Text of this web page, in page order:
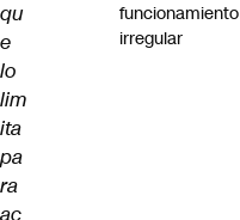
qu
e
lo
lim
ita
pa
ra
ac
funcionamiento
irregular